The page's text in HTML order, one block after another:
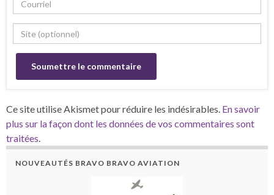
Ce site utilise Akismet pour réduire les indésirables. En savoir
plus sur la façon dont les données de vos commentaires sont
traitées.
NOUVEAUTÉS BRAVO BRAVO AVIATION